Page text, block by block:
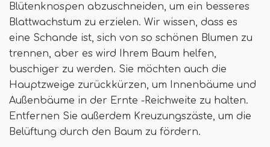
Blütenknospen abzuschneiden, um ein besseres
Blattwachstum zu erzielen. Wir wissen, dass es
eine Schande ist, sich von so schönen Blumen zu
trennen, aber es wird Ihrem Baum helfen,
buschiger zu werden. Sie möchten auch die
Hauptzweige zurückkürzen, um Innenbäume und
Außenbäume in der Ernte -Reichweite zu halten.
Entfernen Sie außerdem Kreuzungszäste, um die
Belüftung durch den Baum zu fördern.